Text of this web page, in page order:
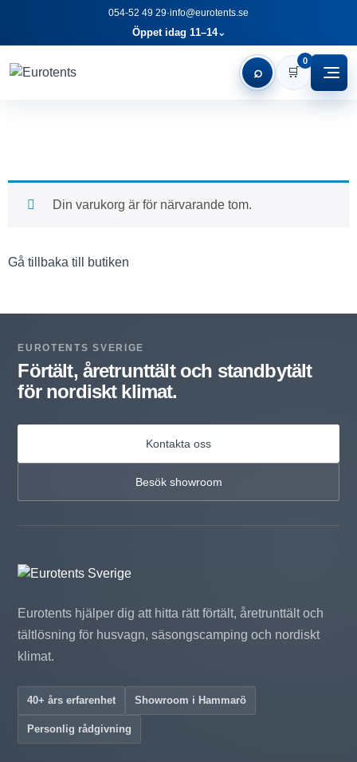
054-52 49 29·info@eurotents.se
Öppet idag 11–14⌄
⌕ 🛒
0
Din varukorg är för närvarande tom.
Gå tillbaka till butiken
EUROTENTS SVERIGE
Förtält, åretrunttält och standbytält
för nordiskt klimat.
Kontakta oss
Besök showroom
Eurotents hjälper dig att hitta rätt förtält, åretrunttält och
tältlösning för husvagn, säsongscamping och nordiskt
klimat.
40+ års erfarenhet Showroom i Hammarö
Personlig rådgivning